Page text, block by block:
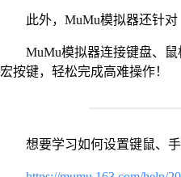
此外，MuMu模拟器还针
MuMu模拟器连接键盘、
宏按键，轻松完成高难操作！
想要学习如何设置键鼠、